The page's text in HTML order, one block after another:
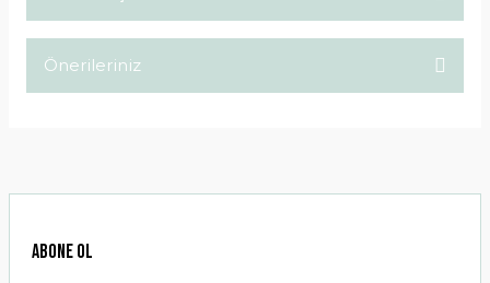
Önerileriniz
Ürün resmi kalitesiz, bozuk veya görüntülenemiyor.
ABONE OL